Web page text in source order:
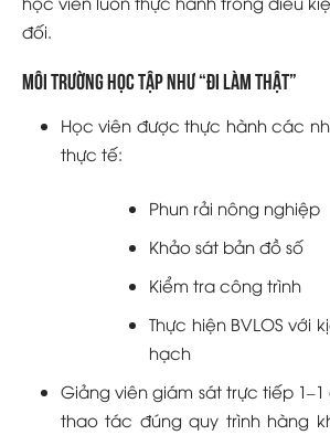
đối.
Môi trường học tập như “đi làm thật”
Học viên được thực hành các
thực tế:
Phun rải nông nghiệp
Khảo sát bản đồ số
Kiểm tra công trình
Thực hiện BVLOS với
hạch
Giảng viên giám sát trực tiếp
thao tác đúng quy trình hàng